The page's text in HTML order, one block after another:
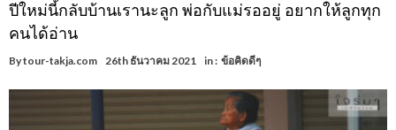
ปีใหม่นี้กลับบ้านเรานะลูก พ่อกับแม่รออยู่ อยากให้ลูกทุก
คนได้อ่าน
Bytour-takja.com 26th ธันวาคม 2021 in : ข้อคิดดีๆ